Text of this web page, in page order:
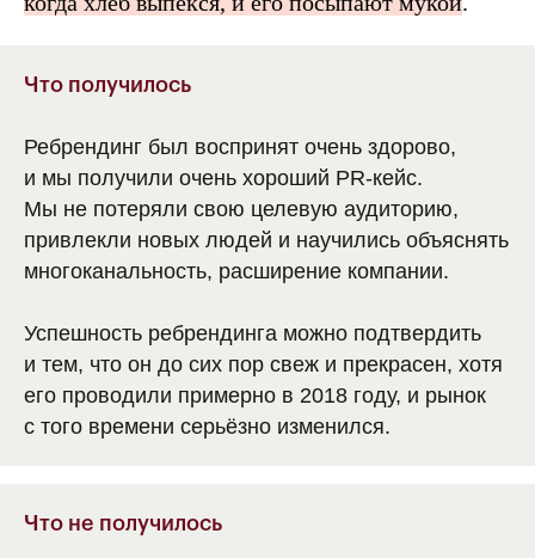
Что получилось
Ребрендинг был воспринят очень здорово,
и мы получили очень хороший PR-кейс.
Мы не потеряли свою целевую аудиторию,
привлекли новых людей и научились объяснять
многоканальность, расширение компании.
Успешность ребрендинга можно подтвердить
и тем, что он до сих пор свеж и прекрасен, хотя
его проводили примерно в 2018 году, и рынок
с того времени серьёзно изменился.
Что не получилось